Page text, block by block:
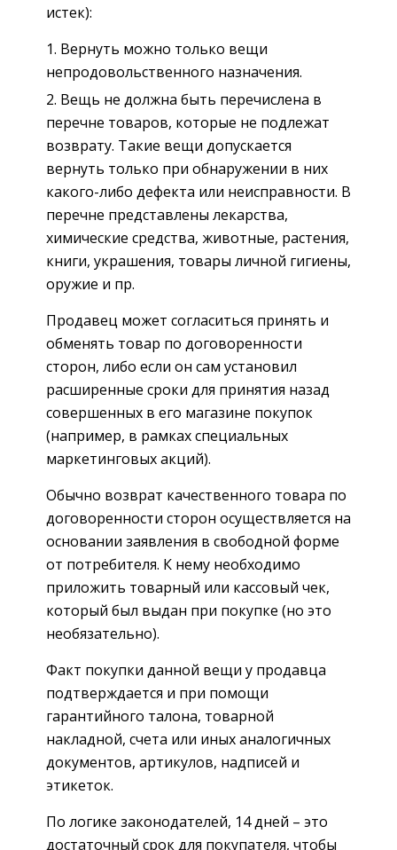
истек):
Вернуть можно только вещи
непродовольственного назначения.
Вещь не должна быть перечислена в
перечне товаров, которые не подлежат
возврату. Такие вещи допускается
вернуть только при обнаружении в них
какого-либо дефекта или неисправности. В
перечне представлены лекарства,
химические средства, животные, растения,
книги, украшения, товары личной гигиены,
оружие и пр.
Продавец может согласиться принять и
обменять товар по договоренности
сторон, либо если он сам установил
расширенные сроки для принятия назад
совершенных в его магазине покупок
(например, в рамках специальных
маркетинговых акций).
Обычно возврат качественного товара по
договоренности сторон осуществляется на
основании заявления в свободной форме
от потребителя. К нему необходимо
приложить товарный или кассовый чек,
который был выдан при покупке (но это
необязательно).
Факт покупки данной вещи у продавца
подтверждается и при помощи
гарантийного талона, товарной
накладной, счета или иных аналогичных
документов, артикулов, надписей и
этикеток.
По логике законодателей, 14 дней – это
достаточный срок для покупателя, чтобы